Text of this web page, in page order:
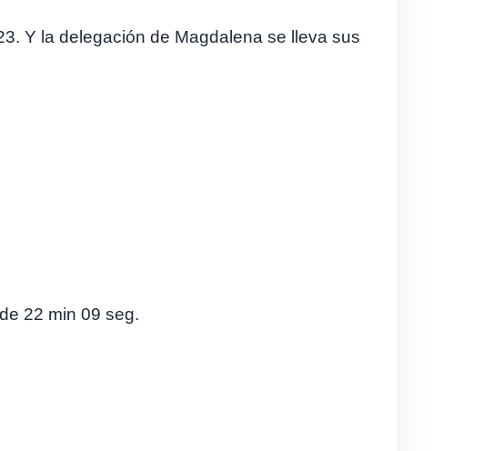
Y la delegación de Magdalena se lleva sus
22 min 09 seg.